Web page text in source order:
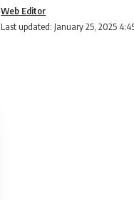
Last updated: January 25, 2025
Web Editor